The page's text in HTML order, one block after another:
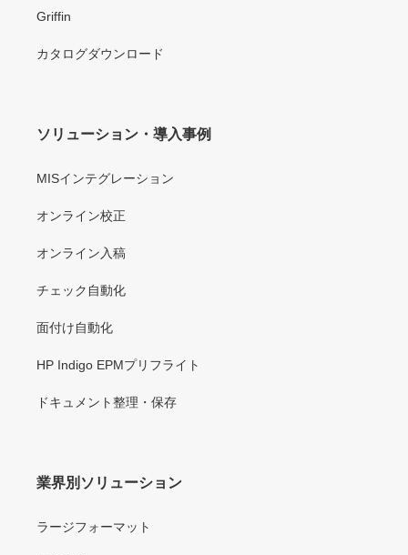
Griffin
カタログダウンロード
ソリューション・導入事例
MISインテグレーション
オンライン校正
オンライン入稿
チェック自動化
面付け自動化
HP Indigo EPMプリフライト
ドキュメント整理・保存
業界別ソリューション
ラージフォーマット